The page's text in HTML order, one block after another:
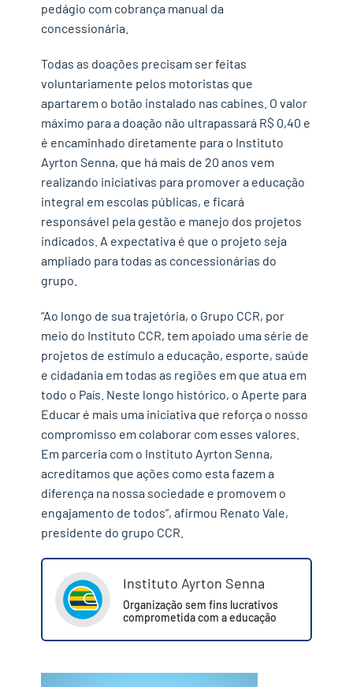
pedágio com cobrança manual da
concessionária.
Todas as doações precisam ser feitas
voluntariamente pelos motoristas que
apartarem o botão instalado nas cabines. O valor
máximo para a doação não ultrapassará R$ 0,40 e
é encaminhado diretamente para o Instituto
Ayrton Senna, que há mais de 20 anos vem
realizando iniciativas para promover a educação
integral em escolas públicas, e ficará
responsável pela gestão e manejo dos projetos
indicados. A expectativa é que o projeto seja
ampliado para todas as concessionárias do
grupo.
“Ao longo de sua trajetória, o Grupo CCR, por
meio do Instituto CCR, tem apoiado uma série de
projetos de estímulo a educação, esporte, saúde
e cidadania em todas as regiões em que atua em
todo o País. Neste longo histórico, o Aperte para
Educar é mais uma iniciativa que reforça o nosso
compromisso em colaborar com esses valores.
Em parceria com o Instituto Ayrton Senna,
acreditamos que ações como esta fazem a
diferença na nossa sociedade e promovem o
engajamento de todos”, afirmou Renato Vale,
presidente do grupo CCR.
Instituto Ayrton Senna
Organização sem fins lucrativos
comprometida com a educação